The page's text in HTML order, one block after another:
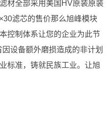
材全部采用美国HV原装原装
滤芯的售价那么旭峰模块
控制体系让您的企业为此节
设备额外磨损造成的非计划
标准，铸就民族工业。让旭